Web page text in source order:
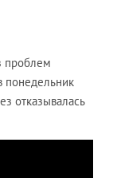
проблем
понедельник
отказывалась